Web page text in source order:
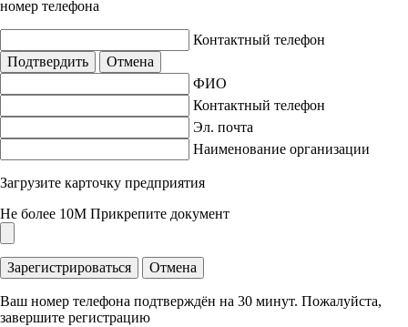
номер телефона
Контактный телефон
Подтвердить
Отмена
ФИО
Контактный телефон
Эл. почта
Наименование организации
Загрузите карточку предприятия
Не более 10M Прикрепите документ
Зарегистрироваться Отмена
Ваш номер телефона подтверждён на 30 минут. Пожалуйста,
завершите регистрацию